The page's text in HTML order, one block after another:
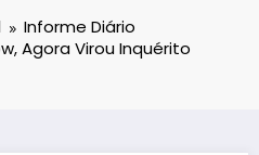
Informe Diário
Agora Virou Inquérito